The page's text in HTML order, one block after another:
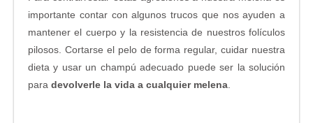
importante contar con algunos trucos que nos ayuden a
mantener el cuerpo y la resistencia de nuestros folículos
pilosos. Cortarse el pelo de forma regular, cuidar nuestra
dieta y usar un champú adecuado puede ser la solución
para devolverle la vida a cualquier melena